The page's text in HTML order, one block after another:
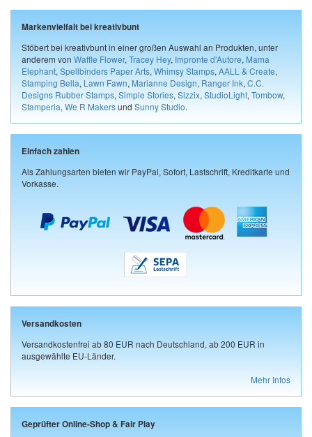
Markenvielfalt bei kreativbunt
Stöbert bei kreativbunt in einer großen Auswahl an Produkten, unter
anderem von Waffle Flower, Tracey Hey, Impronte d'Autore, Mama
Elephant, Spellbinders Paper Arts, Whimsy Stamps, AALL & Create,
Stamping Bella, Lawn Fawn, Marianne Design, Ranger Ink, C.C.
Designs Rubber Stamps, Simple Stories, Sizzix, StudioLight, Tombow,
Stamperia, We R Makersund Sunny Studio.
Einfach zahlen
Als Zahlungsarten bieten wir PayPal, Sofort, Lastschrift, Kreditkarte und
Vorkasse.
Versandkosten
Versandkostenfrei ab 80 EUR nach Deutschland, ab 200 EUR in
ausgewählte EU-Länder.
Mehr Infos
Geprüfter Online-Shop & Fair Play